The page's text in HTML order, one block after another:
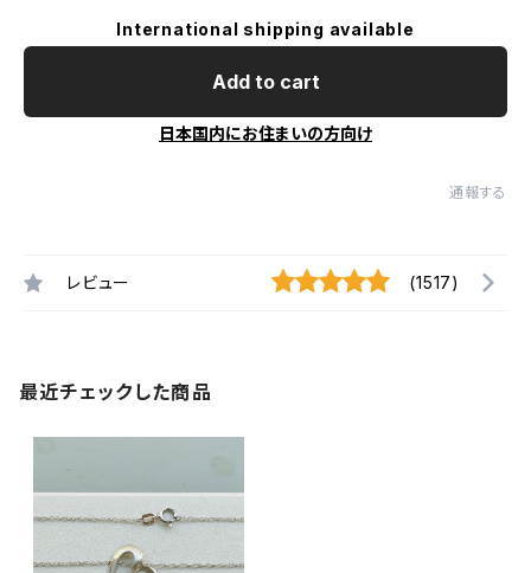
International shipping available
Add to cart
日本国内にお住まいの方向け
通報する
レビュー (1517)
最近チェックした商品